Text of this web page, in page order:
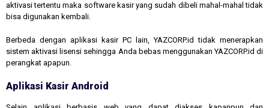
aktivasi tertentu maka software kasir yang sudah dibeli mahal-mahal tidak
bisa digunakan kembali.
Berbeda dengan aplikasi kasir PC lain, YAZCORP.id tidak menerapkan
sistem aktivasi lisensi sehingga Anda bebas menggunakan YAZCORP.id di
perangkat apapun.
Aplikasi Kasir Android